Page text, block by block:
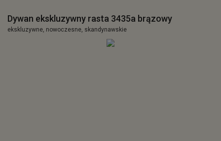
Dywan ekskluzywny rasta 3435a brązowy
ekskluzywne, nowoczesne, skandynawskie